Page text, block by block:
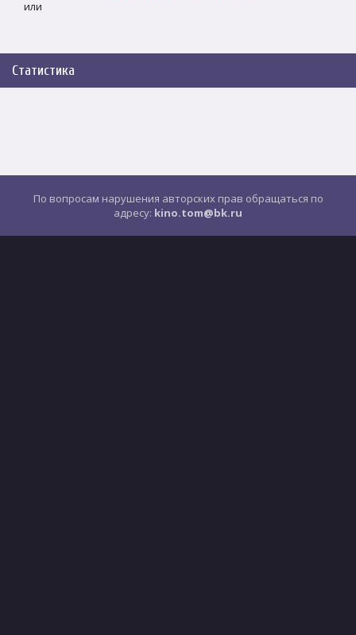
или
Статистика
По вопросам нарушения авторских прав обращаться по
адресу: kino.tom@bk.ru